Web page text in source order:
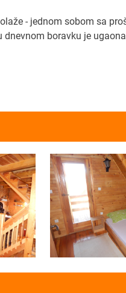
- jednom sobom sa
boravku je